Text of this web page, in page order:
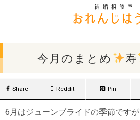
今月のまとめ 寿
Share Reddit Pin
6月はジューンブライドの季節ですが